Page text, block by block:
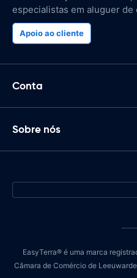
especialistas em aluguer de
Apoio ao cliente
Conta
Sobre nós
EasyTerra® é uma marca
Câmara de Comércio de